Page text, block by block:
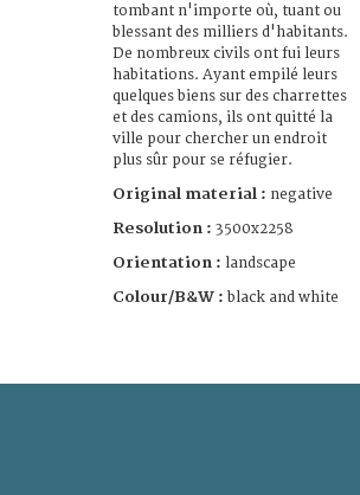
tombant n'importe où, tuant ou
blessant des milliers d'habitants.
De nombreux civils ont fui leurs
habitations. Ayant empilé leurs
quelques biens sur des charrettes
et des camions, ils ont quitté la
ville pour chercher un endroit
plus sûr pour se réfugier.
Original material : negative
Resolution : 3500x2258
Orientation : landscape
Colour/B&W : black and white